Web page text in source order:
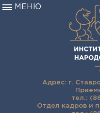
Адрес: г.
тел.:
Отдел кадров и
МЕНЮ